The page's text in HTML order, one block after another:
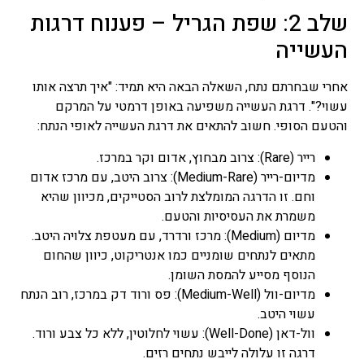
נותני המשכנתאות אם זה
להשוואה בין ההצעות הוא
ריבית על משכנתא, חשוב
לזכור שריבית משכנתא
הנמוכה ביותר לא תהיה
בהכרח שריבית משכנתא זו
תישאר לאורך זמן.
מימון לעסקים
שלב 2: שפת הגריל – פענוח דרגות
העשייה
אחרי שבחרתם נתח, השאלה הבאה היא תמיד: "איך תרצה אותו
עשוי?". דרגת העשייה משפיעה באופן דרמטי על המרקם
והטעם הסופי. חשוב להתאים את דרגת העשייה לאופי הנתח:
רייר (Rare): צרוב מבחוץ, אדום וקר במרכז.
מדיום-רייר (Medium-Rare): צרוב היטב, עם מרכז אדום
וחם. זו הדרגה המומלצת לרוב הסטייקים, מכיוון שהיא
משמרת את העסיסיות והטעם.
מדיום (Medium): מרכז ורדרד, עם מעטפת צלויה היטב.
מתאים לנתחים שומניים כמו אנטריקוט, כיוון שהחום
הנוסף מסייע להמסת השומן.
מדיום-וול (Medium-Well): פס ורוד דק במרכז, רוב הנתח
עשוי היטב.
וול-דאן (Well-Done): עשוי לחלוטין, ללא כל צבע ורוד.
דרגה זו עלולה לייבש נתחים רזים.